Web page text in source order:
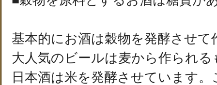
基本的にお酒は穀物を発酵させ
大人気のビールは麦から作られ
日本酒は米を発酵させています